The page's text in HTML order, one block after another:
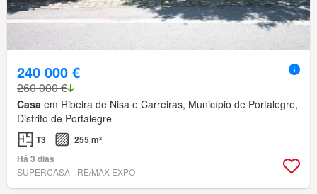
240 000 €
260 000 €
Casa em Ribeira de Nisa e Carreiras, Município de Portalegre,
Distrito de Portalegre
T3
255 m²
Há 3 dias
SUPERCASA - RE/MAX EXPO